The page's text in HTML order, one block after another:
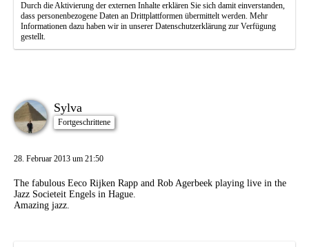
Durch die Aktivierung der externen Inhalte erklären Sie sich damit einverstanden,
dass personenbezogene Daten an Drittplattformen übermittelt werden. Mehr
Informationen dazu haben wir in unserer Datenschutzerklärung zur Verfügung
gestellt.
Sylva
Fortgeschrittene
28. Februar 2013 um 21:50
The fabulous Eeco Rijken Rapp and Rob Agerbeek playing live in the
Jazz Societeit Engels in Hague.
Amazing jazz.